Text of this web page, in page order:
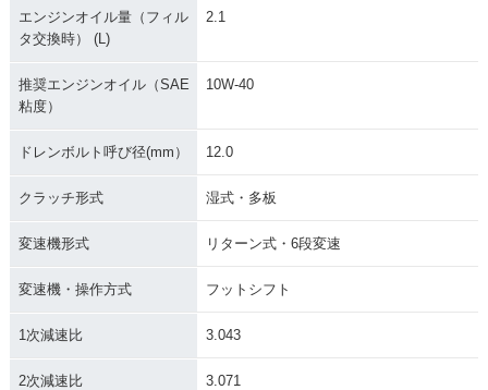
エンジンオイル量（フィル
タ交換時） (L)
2.1
推奨エンジンオイル（SAE
粘度）
10W-40
ドレンボルト呼び径(mm） 12.0
クラッチ形式 湿式・多板
変速機形式 リターン式・6段変速
変速機・操作方式 フットシフト
1次減速比 3.043
2次減速比 3.071